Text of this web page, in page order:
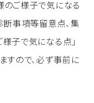
ご様子で気になる
断事項等留意点、集
子で気になる点」
すので、必ず事前に